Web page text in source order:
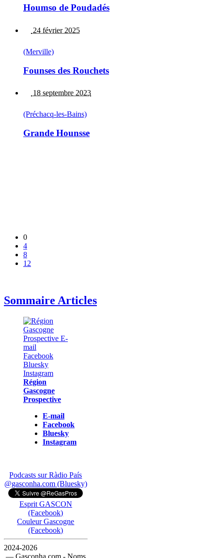
Houmso de Poudadés
24 février 2025
(Merville)
Founses des Rouchets
18 septembre 2023
(Préchacq-les-Bains)
Grande Hounsse
0
4
8
12
Sommaire Articles
Région
Gascogne
Prospective
E-mail
Facebook
Bluesky
Instagram
Podcasts sur Ràdio País
@gasconha.com (Bluesky)
Esprit GASCON
(Facebook)
Couleur Gascogne
(Facebook)
2024-2026
— Gasconha.com - Noms